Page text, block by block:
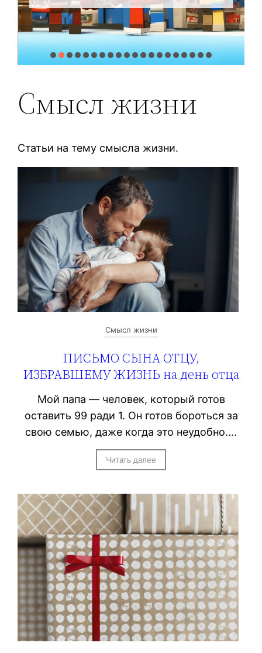
Смысл жизни
Статьи на тему смысла жизни.
Смысл жизни
ПИСЬМО СЫНА ОТЦУ,
ИЗБРАВШЕМУ ЖИЗНЬ на день отца
Мой папа — человек, который готов
оставить 99 ради 1. Он готов бороться за
свою семью, даже когда это неудобно….
Читать далее